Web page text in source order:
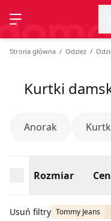
Przełącz menu
Strona główna Odzież
Anorak
Rozmiar
Usuń filtry Tommy Jeans